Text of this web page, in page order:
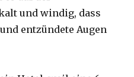
und windig, dass
entzündete Augen